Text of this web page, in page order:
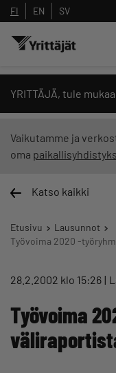
FI EN SV
YRITTÄJÄ, tule
Vaikutamme ja
oma
Katso kaikki
Etusivu
Lausunnot
Työvoima 2020 -
28.2.2002 klo 15:26
Työvoima
Hae
Yrittäjien